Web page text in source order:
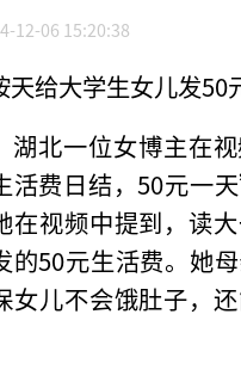
12-06 15:20:38
天给大学生女儿发50
湖北一位女博主在
活费日结，50元一
在视频中提到，读
的50元生活费。她
女儿不会饿肚子，